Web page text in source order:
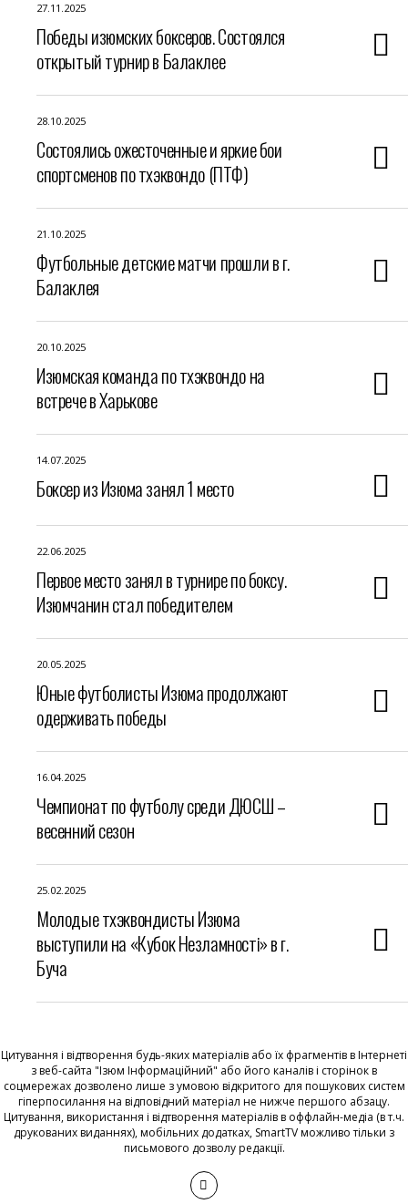
27.11.2025
Победы изюмских боксеров. Состоялся
открытый турнир в Балаклее
28.10.2025
Состоялись ожесточенные и яркие бои
спортсменов по тхэквондо (ПТФ)
21.10.2025
Футбольные детские матчи прошли в г.
Балаклея
20.10.2025
Изюмская команда по тхэквондо на
встрече в Харькове
14.07.2025
Боксер из Изюма занял 1 место
22.06.2025
Первое место занял в турнире по боксу.
Изюмчанин стал победителем
20.05.2025
Юные футболисты Изюма продолжают
одерживать победы
16.04.2025
Чемпионат по футболу среди ДЮСШ –
весенний сезон
25.02.2025
Молодые тхэквондисты Изюма
выступили на «Кубок Незламності» в г.
Буча
Цитування і відтворення будь-яких матеріалів або їх фрагментів в Інтернеті
з веб-сайта "Ізюм Інформаційний" або його каналів і сторінок в
соцмережах дозволено лише з умовою відкритого для пошукових систем
гіперпосилання на відповідний матеріал не нижче першого абзацу.
Цитування, використання і відтворення матеріалів в оффлайн-медіа (в т.ч.
друкованих виданнях), мобільних додатках, SmartTV можливо тільки з
письмового дозволу редакції.